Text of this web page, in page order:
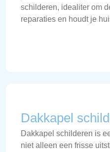
schilderen, idealiter om
reparaties en houdt je
Dakkapel
Dakkapel schilderen is
niet alleen een frisse